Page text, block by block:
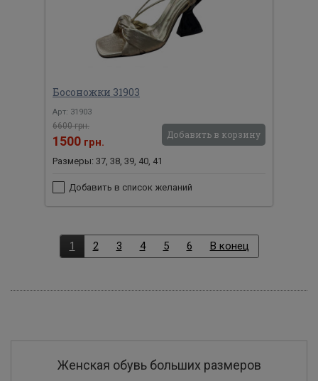
Босоножки 31903
Арт: 31903
6600 грн.
1500 грн.
Добавить в корзину
Размеры: 37, 38, 39, 40, 41
Добавить в список желаний
1 2 3 4 5 6 В конец
Женская обувь больших размеров